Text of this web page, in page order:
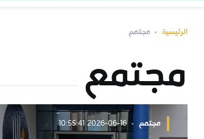
الرئيسية مجتمع
مجتمع
مجتمع 2026-06-16 10:55:41